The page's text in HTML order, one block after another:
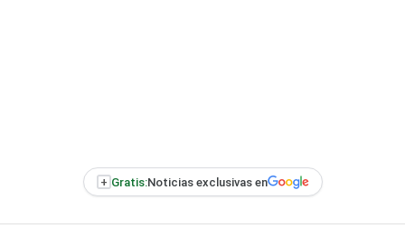
+ Gratis:Noticias exclusivas en